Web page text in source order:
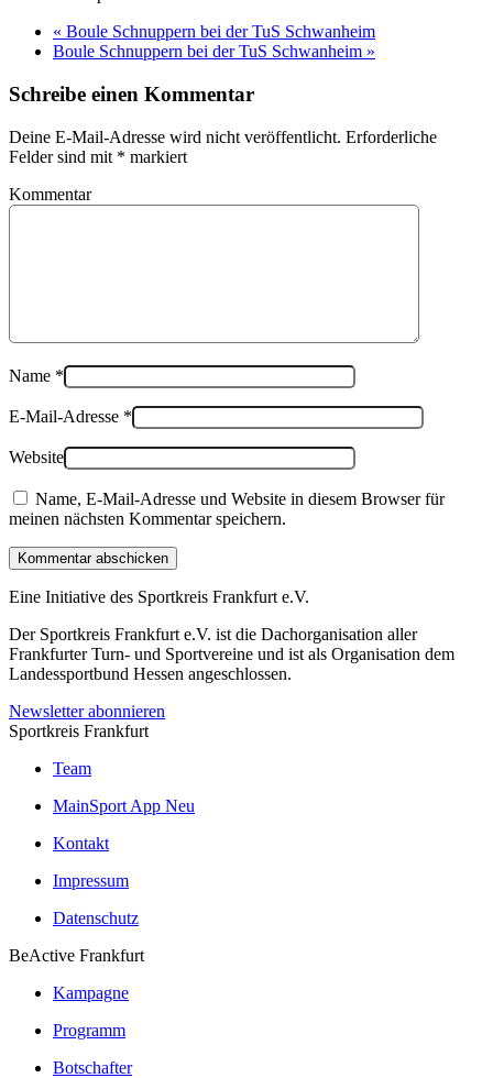
« Boule Schnuppern bei der TuS Schwanheim
Boule Schnuppern bei der TuS Schwanheim »
Schreibe einen Kommentar
Deine E-Mail-Adresse wird nicht veröffentlicht. Erforderliche
Felder sind mit * markiert
Kommentar
Name *
E-Mail-Adresse *
Website
Name, E-Mail-Adresse und Website in diesem Browser für
meinen nächsten Kommentar speichern.
Kommentar abschicken
Eine Initiative des Sportkreis Frankfurt e.V.
Der Sportkreis Frankfurt e.V. ist die Dachorganisation aller
Frankfurter Turn- und Sportvereine und ist als Organisation dem
Landessportbund Hessen angeschlossen.
Newsletter abonnieren
Sportkreis Frankfurt
Team
MainSport App Neu
Kontakt
Impressum
Datenschutz
BeActive Frankfurt
Kampagne
Programm
Botschafter